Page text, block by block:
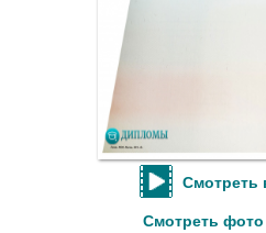
Смотреть
Смотреть фото